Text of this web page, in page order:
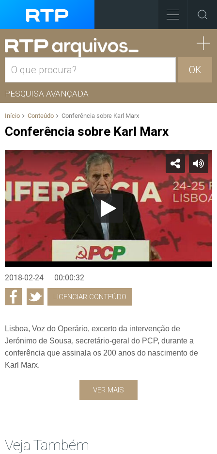
OK
PESQUISA AVANÇADA
Início Conteúdo Conferência sobre Karl Marx
Conferência sobre Karl Marx
2018-02-24 00:00:32
LICENCIAR CONTEÚDO
Lisboa, Voz do Operário, excerto da intervenção de
Jerónimo de Sousa, secretário-geral do PCP, durante a
conferência que assinala os 200 anos do nascimento de
Karl Marx.
VER MAIS
Veja Também